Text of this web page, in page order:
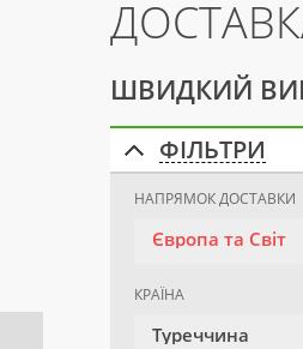
ШВИДКИЙ
ФІЛЬТРИ
НАПРЯМОК ДОСТАВКИ
Європа та Світ
КРАЇНА
Туреччина